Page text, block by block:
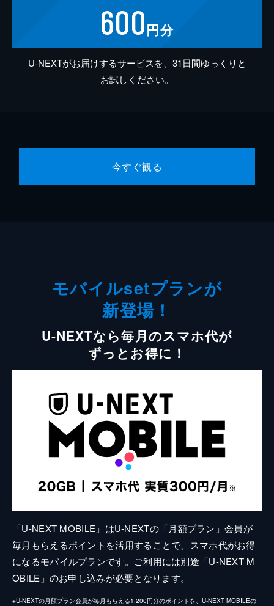
600円分
U-NEXTがお届けするサービスを、31日間ゆっくりと
お試しください。
今すぐ観る
モバイルsetプランが
新登場！
U-NEXTなら毎月のスマホ代が
ずっとお得に！
「U-NEXT MOBILE」はU-NEXTの「月額プラン」会員が
毎月もらえるポイントを活用することで、スマホ代がお得
になるモバイルプランです。ご利用には別途「U-NEXT M
OBILE」のお申し込みが必要となります。
※U-NEXTの月額プラン会員が毎月もらえる1,200円分のポイントを、U-NEXT MOBILEの